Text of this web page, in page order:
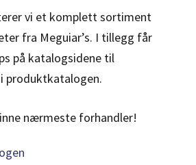
vi et komplett sortiment
fra Meguiar’s. I tillegg får
på katalogsidene til
produktkatalogen.
nærmeste forhandler!